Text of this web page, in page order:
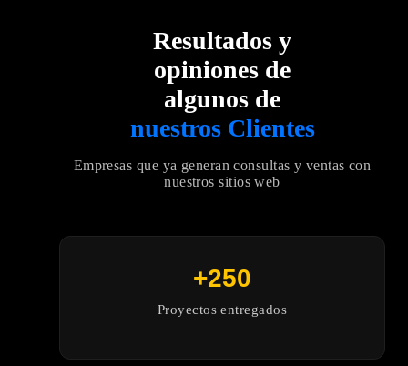
Resultados y
opiniones de
algunos de
nuestros Clientes
Empresas que ya generan consultas y ventas con
nuestros sitios web
+250
Proyectos entregados